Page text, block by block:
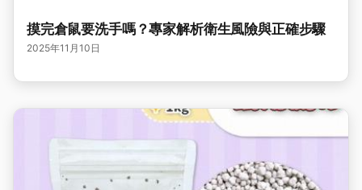
摸完倉鼠要洗手嗎？專家解析衛生風險與正確步驟
2025年11月10日